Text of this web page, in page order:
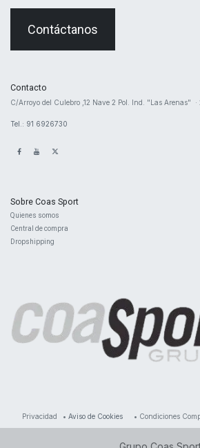
Contáctanos
Contacto
​C/Arroyo del Culebro ,12 Nave 2 ​Pol. Ind. "Las Arenas"
Tel.: 91 6926730
Sobre Coas Sport
Quienes ​somos
Central de compra
Dropshipping
Privacidad • Aviso de Cookies • Condiciones